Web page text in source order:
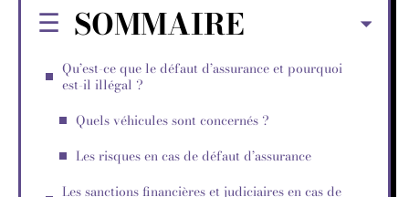
SOMMAIRE
Qu’est-ce que le défaut d’assurance et pourquoi
est-il illégal ?
Quels véhicules sont concernés ?
Les risques en cas de défaut d’assurance
Les sanctions financières et judiciaires en cas de